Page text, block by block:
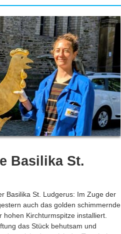
Basilika St.
Basilika St. Ludgerus: Im Zuge der
auch das golden schimmernde
Kirchturmspitze installiert.
das Stück behutsam und